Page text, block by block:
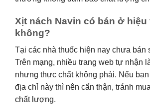
Xịt nách Navin có bán ở hiệu
không?
Tại các nhà thuốc hiện nay chưa bán
Trên mạng, nhiều trang web tự nhận
nhưng thực chất không phải. Nếu
địa chỉ này thì nên cẩn thận, tránh
chất lượng.